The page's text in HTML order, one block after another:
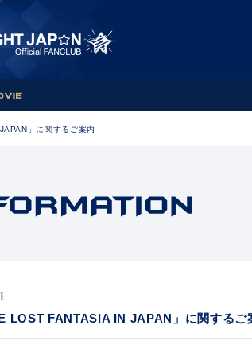
」に関するご案内
LOST FANTASIA IN JAPAN」に関するご